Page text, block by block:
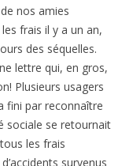
nos amies
frais il y a un an,
des séquelles.
lettre qui, en gros,
Plusieurs usagers
fini par reconnaître
sociale se retournait
les frais
survenus